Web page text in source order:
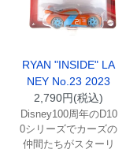
RYAN "INSIDE" LA
NEY No.23 2023
2,790円(税込)
Disney100周年のD10
0シリーズでカーズの
仲間たちがスターリ